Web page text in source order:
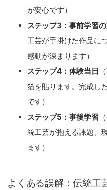
が安心です）
ステップ3：事前学習
工芸が手掛けた作品に
感動が深まります）
ステップ4：体験当日
箔を貼ります。完成し
です）
ステップ5：事後学習
統工芸が抱える課題、
ます）
よくある誤解：伝統工